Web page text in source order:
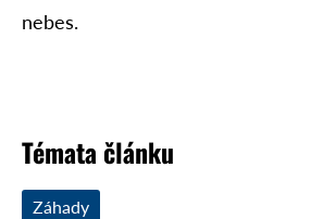
nebes.
Témata článku
Záhady